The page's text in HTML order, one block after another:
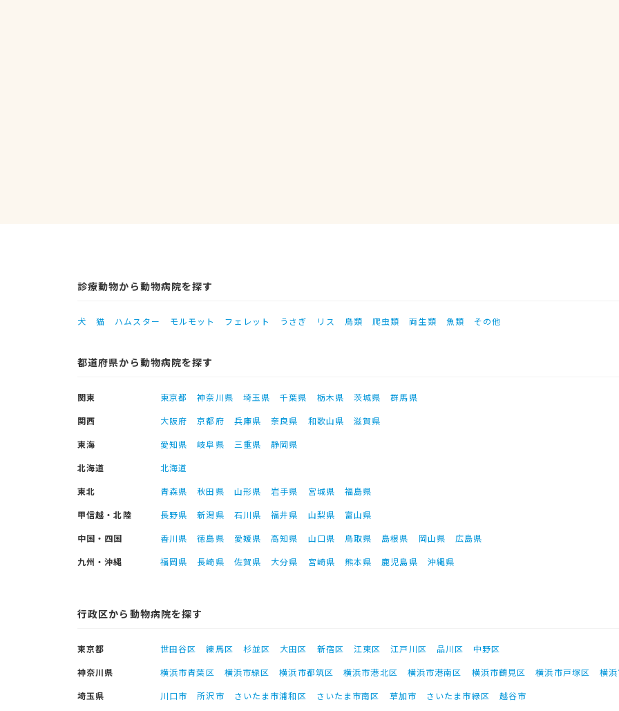
診療動物から動物病院を探す
犬 猫 ハムスター モルモット フェレット うさぎ リス 鳥類 爬虫類 両生類 魚類 その他
都道府県から動物病院を探す
関東 東京都 神奈川県 埼玉県 千葉県 栃木県 茨城県
群馬県
関西
大阪府 京都府 兵庫県 奈良県 和歌山県
滋賀県
東海
愛知県 岐阜県 三重県
静岡県
北海道
北海道
東北
青森県 秋田県 山形県 岩手県 宮城県
福島県
甲信越・北陸
長野県 新潟県 石川県 福井県 山梨県
富山県
中国・四国
香川県 徳島県 愛媛県 高知県 山口県 鳥取県 島根県 岡山県
広島県
九州・沖縄
福岡県 長崎県 佐賀県 大分県 宮崎県 熊本県 鹿児島県 沖縄県
行政区から動物病院を探す
東京都 世田谷区 練馬区 杉並区 大田区 新宿区 江東区 江戸川区 品川区
中野区
神奈川県
横浜市青葉区 横浜市緑区 横浜市都筑区 横浜市港北区 横浜市港南区 横浜市鶴見区 横浜市戸塚区
横
埼玉県
川口市 所沢市 さいたま市浦和区 さいたま市南区 草加市 さいたま市緑区
越谷市